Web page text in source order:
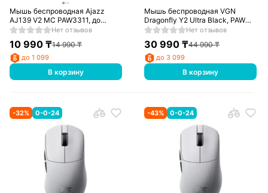
Мышь беспроводная Ajazz
AJ139 V2 MC PAW3311, до
12000 DPI, Беспроводная, USB,
Нет отзывов
10 990₸14 990₸
до 1 099
В корзину
Мышь беспроводная VGN
Dragonfly Y2 Ultra Black, PAW
3950, 8K Hz, 500 мАч, 2,4 ГГц
Нет отзывов
30 990 ₸44 990₸
до 3 099
В корзину
-32% 0-0-24 -43% 0-0-24